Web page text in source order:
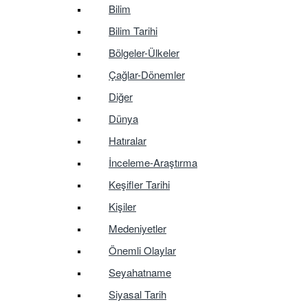
Bilim
Bilim Tarihi
Bölgeler-Ülkeler
Çağlar-Dönemler
Diğer
Dünya
Hatıralar
İnceleme-Araştırma
Keşifler Tarihi
Kişiler
Medeniyetler
Önemli Olaylar
Seyahatname
Siyasal Tarih